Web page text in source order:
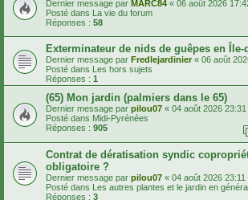
Dernier message par MARC84 « 06 août 2026
Posté dans La vie du forum
Réponses : 58
Exterminateur de nids de guêpes en Île-
Dernier message par Fredlejardinier« 06 août
Posté dans
Les hors sujets
Réponses : 1
(65) Mon jardin (palmiers dans le 65)
Dernier message par pilou07 « 04 août 2026 23:31
Posté dans Midi-Pyrénées
Réponses : 905
Contrat de dératisation syndic
obligatoire ?
Dernier message par pilou07 « 04 août 2026 23:11
Posté dans Les autres plantes et le jardin en
Réponses : 3